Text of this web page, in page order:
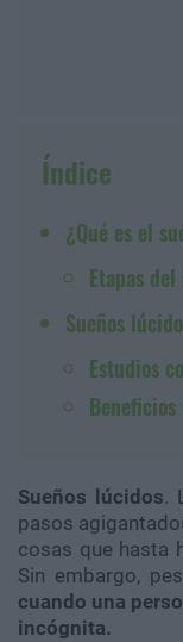
Índice
¿Qué es el
Etapas del
Sueños
Estudios
Sueños lúcidos.
pasos
cosas que hasta
Sin embargo,
cuando una
incógnita.